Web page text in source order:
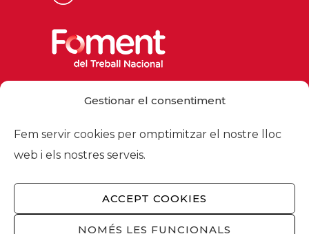
Gestionar el consentiment
Fem servir cookies per omptimitzar el nostre lloc
web i els nostres serveis.
ACCEPT COOKIES
NOMÉS LES FUNCIONALS
foment@foment.com
© 2026 - Foment del Treball Nacional
Nosaltres